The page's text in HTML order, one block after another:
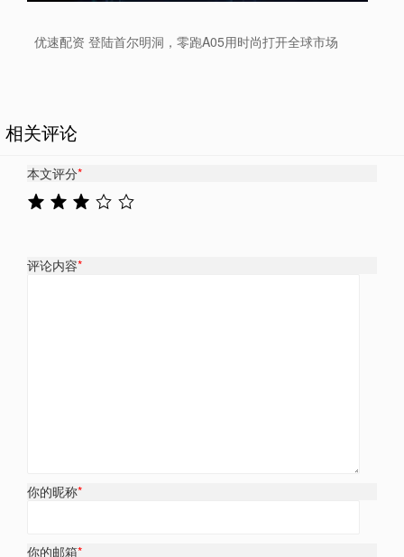
优速配资 登陆首尔明洞，零跑A05用时尚打开全球市场
相关评论
本文评分*
评论内容*
你的昵称*
你的邮箱*